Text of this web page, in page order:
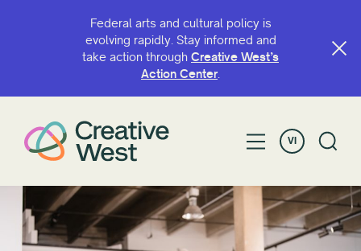
Federal arts and cultural policy is
evolving rapidly. Stay informed and
take action through Creative West’s
Action Center.
VI